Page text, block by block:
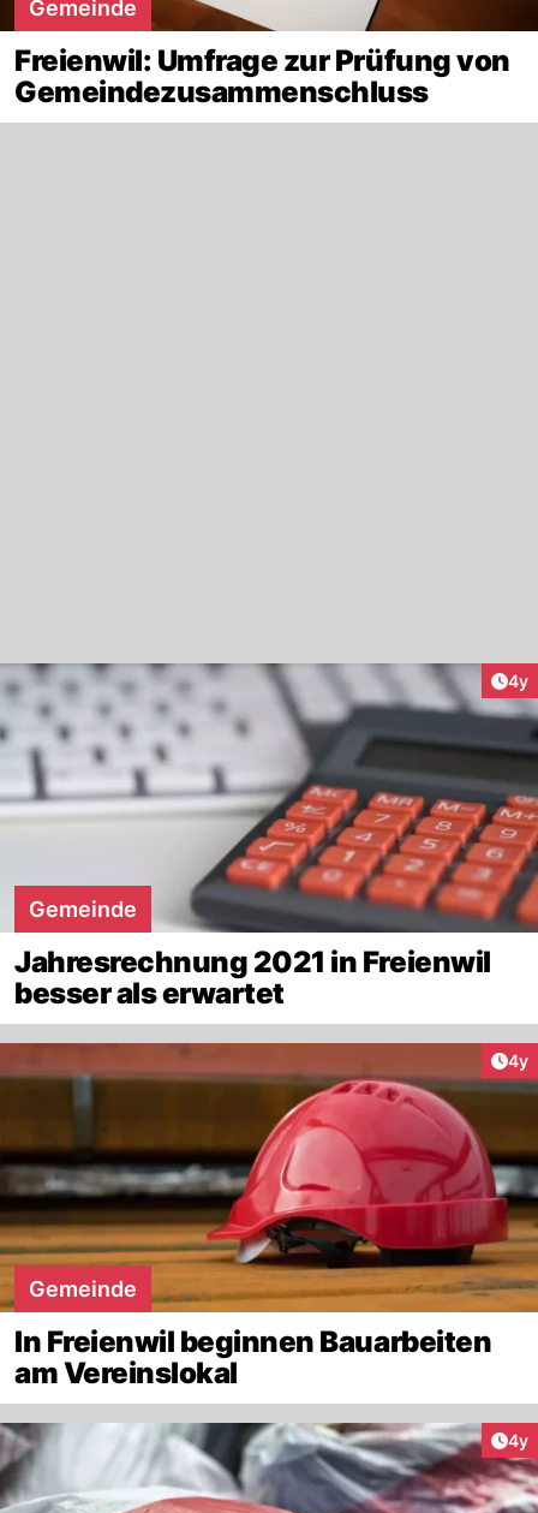
Gemeinde
Freienwil: Umfrage zur Prüfung von
Gemeindezusammenschluss
4y
Gemeinde
Jahresrechnung 2021 in Freienwil
besser als erwartet
4y
Gemeinde
In Freienwil beginnen Bauarbeiten
am Vereinslokal
4y